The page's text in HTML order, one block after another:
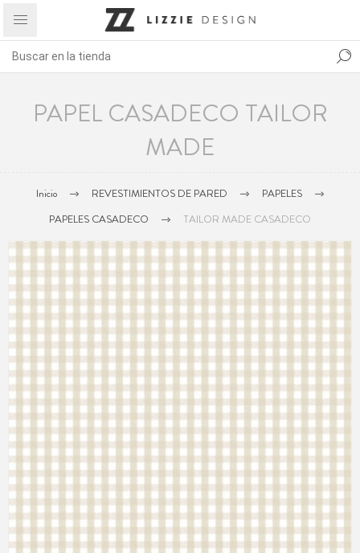
PAPEL CASADECO TAILOR
MADE
Inicio REVESTIMIENTOS DE PARED
PAPELES
PAPELES CASADECO
TAILOR MADE CASADECO